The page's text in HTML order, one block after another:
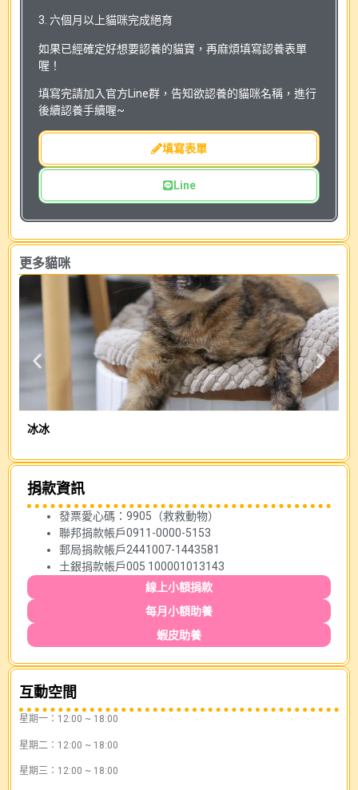
3. 六個月以上貓咪完成絕育
如果已經確定好想要認養的貓寶，再麻煩填寫認養表單
喔！
填寫完請加入官方Line群，告知欲認養的貓咪名稱，進行
後續認養手續喔~
填寫表單
Line
更多貓咪
冰冰
捐款資訊
發票愛心碼：9905（救救動物）
聯邦捐款帳戶0911-0000-5153
郵局捐款帳戶2441007-1443581
土銀捐款帳戶005 100001013143
線上小額捐款
每月小額助養
蝦皮助養
互動空間
星期一：12:00 ~ 18:00
星期二：12:00 ~ 18:00
星期三：12:00 ~ 18:00